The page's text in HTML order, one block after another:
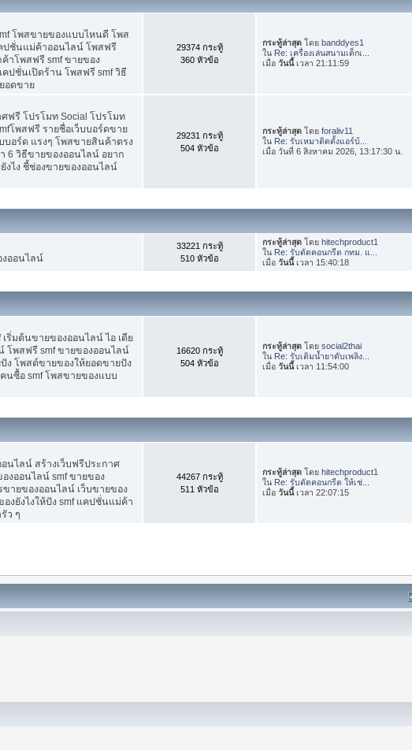
โพสขายของแบบไหนดี โพส
ปชั่นแม่ค้าออนไลน์ โพสฟรี
ค้าโพสฟรี smf ขายของ
ปชั่นเปิดร้าน โพสฟรี smf วิธี
อดขาย
29374 กระทู้
360 หัวข้อ
กระทู้ล่าสุด โดยbanddyes1
ใน Re: เครื่องเล่นสนามเด็กเ...
เมื่อวันนี้เวลา 21:11:59
ฟรี โปรโมท Social โปรโมท
โพสฟรี รายชื่อเว็บบอร์ดขาย
บอร์ด แรงๆ โพสขายสินค้าตรง
6 วิธีขายของออนไลน์ อยาก
งไง ชี้ช่องขายของออนไลน์
29231 กระทู้
504 หัวข้อ
กระทู้ล่าสุด โดยforaliv11
ใน Re: รับเหมาติดตั้งแอร์บ้...
เมื่อ วันที่ 6 สิงหาคม 2026, 13:17:30 น.
งออนไลน์
33221 กระทู้
510 หัวข้อ
กระทู้ล่าสุด โดยhitechproduct1
ใน Re: รับตัดคอนกรีต กทม. แ...
เมื่อวันนี้เวลา 15:40:18
ริ่มต้นขายของออนไลน์ ไอ เดีย
โพสฟรี smf ขายของออนไลน์
ง โพสต์ขายของให้ยอดขายปัง
นซื้อ smf โพสขายของแบบ
16620 กระทู้
504 หัวข้อ
กระทู้ล่าสุด โดยsocial2thai
ใน Re: รับเติมน้ำยาดับเพลิง...
เมื่อวันนี้เวลา 11:54:00
นไลน์ สร้างเว็บฟรีประกาศ
งออนไลน์ smf ขายของ
ขายของออนไลน์ เว็บขายของ
ยังไงให้ปัง smf แคปชั่นแม่ค้า
ว ๆ
44267 กระทู้
511 หัวข้อ
กระทู้ล่าสุด โดยhitechproduct1
ใน Re: รับตัดคอนกรีต ให้เช่...
เมื่อวันนี้เวลา 22:07:15